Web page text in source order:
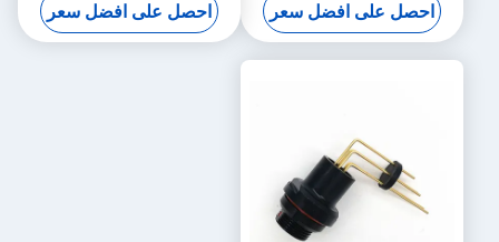
احصل على افضل سعر احصل على افضل سعر